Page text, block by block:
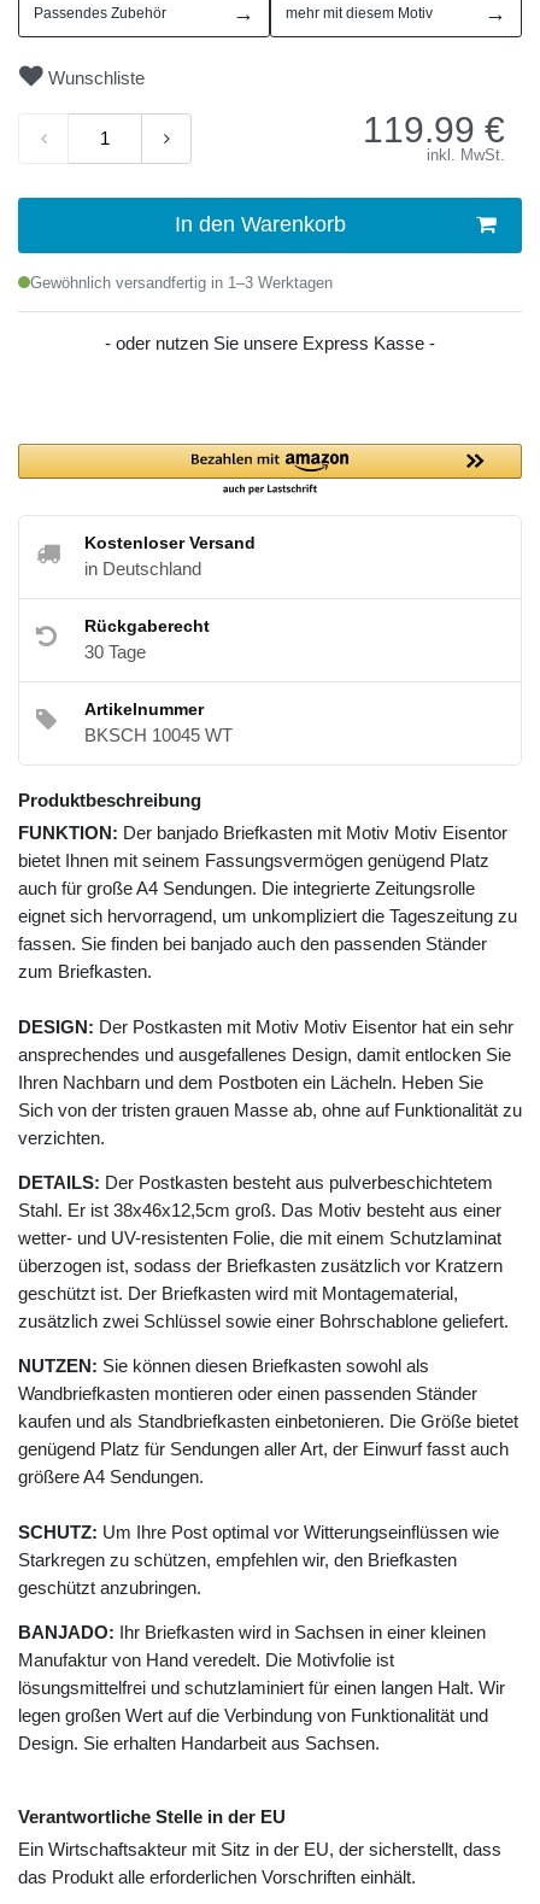
Passendes Zubehör → mehr mit diesem Motiv →
Wunschliste
119.99 €
inkl. MwSt.
In den Warenkorb
Gewöhnlich versandfertig in 1–3 Werktagen
- oder nutzen Sie unsere Express Kasse -
Kostenloser Versand
in Deutschland
Rückgaberecht
30 Tage
Artikelnummer
BKSCH 10045 WT
Produktbeschreibung
FUNKTION: Der banjado Briefkasten mit Motiv Motiv Eisentor
bietet Ihnen mit seinem Fassungsvermögen genügend Platz
auch für große A4 Sendungen. Die integrierte Zeitungsrolle
eignet sich hervorragend, um unkompliziert die Tageszeitung zu
fassen. Sie finden bei banjado auch den passenden Ständer
zum Briefkasten.
DESIGN: Der Postkasten mit Motiv Motiv Eisentor hat ein sehr
ansprechendes und ausgefallenes Design, damit entlocken Sie
Ihren Nachbarn und dem Postboten ein Lächeln. Heben Sie
Sich von der tristen grauen Masse ab, ohne auf Funktionalität zu
verzichten.
DETAILS: Der Postkasten besteht aus pulverbeschichtetem
Stahl. Er ist 38x46x12,5cm groß. Das Motiv besteht aus einer
wetter- und UV-resistenten Folie, die mit einem Schutzlaminat
überzogen ist, sodass der Briefkasten zusätzlich vor Kratzern
geschützt ist. Der Briefkasten wird mit Montagematerial,
zusätzlich zwei Schlüssel sowie einer Bohrschablone geliefert.
NUTZEN: Sie können diesen Briefkasten sowohl als
Wandbriefkasten montieren oder einen passenden Ständer
kaufen und als Standbriefkasten einbetonieren. Die Größe bietet
genügend Platz für Sendungen aller Art, der Einwurf fasst auch
größere A4 Sendungen.
SCHUTZ: Um Ihre Post optimal vor Witterungseinflüssen wie
Starkregen zu schützen, empfehlen wir, den Briefkasten
geschützt anzubringen.
BANJADO: Ihr Briefkasten wird in Sachsen in einer kleinen
Manufaktur von Hand veredelt. Die Motivfolie ist
lösungsmittelfrei und schutzlaminiert für einen langen Halt. Wir
legen großen Wert auf die Verbindung von Funktionalität und
Design. Sie erhalten Handarbeit aus Sachsen.
Verantwortliche Stelle in der EU
Ein Wirtschaftsakteur mit Sitz in der EU, der sicherstellt, dass
das Produkt alle erforderlichen Vorschriften einhält.